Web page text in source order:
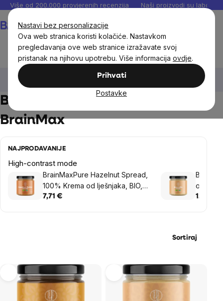
Nastavi bez personalizacije
Ova web stranica koristi kolačiće. Nastavkom
pregledavanja ove web stranice izražavate svoj
pristanak na njihovu upotrebu. Više informacija ovdje.
Prihvati
Postavke
Preskoči
sadržaj
Više od 200.000 provjerenih recenzija Naši proizvodi su
Prehrambene namirnice
Orašasti namazi, džemovi i
marmelade
BIO kremovi od lješnjaka
BrainMax
NAJPRODAVANIJE
High-contrast mode
BrainMaxPure Hazelnut Spread,
100% Krema od lješnjaka, BIO,
250 g
7,71 €
od
12,20 €
Sortiraj
List